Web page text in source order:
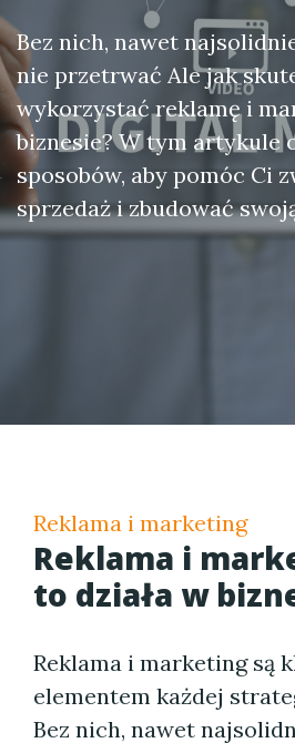
Bez nich, nawet
nie przetrwać Ale jak
wykorzystać reklamę i
biznesie? W tym artykule
sposobów, aby pomóc Ci
sprzedaż i zbudować
Reklama i marketing
Reklama i
to działa w
Reklama i marketing są
elementem każdej
Bez nich, nawet